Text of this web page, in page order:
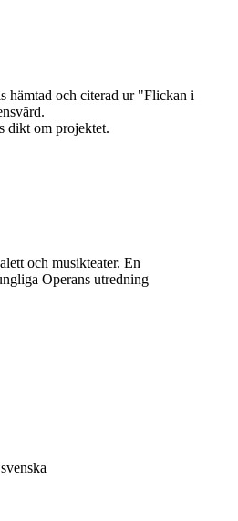
hämtad och citerad ur "Flickan i
dikt om projektet.
och musikteater. En
Operans utredning